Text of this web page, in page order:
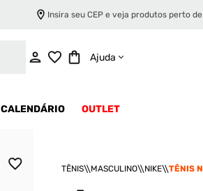
Insira seu CEP e veja produtos perto
Ajuda
CALENDÁRIO OUTLET
TÊNIS MASCULINO NIKE
TÊNIS